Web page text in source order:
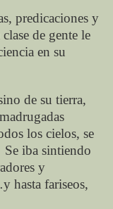
predicaciones y
de gente le
en su
de su tierra,
los cielos, se
Se iba sintiendo
y
hasta fariseos,